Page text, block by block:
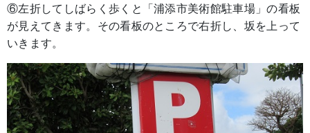
⑥左折してしばらく歩くと「浦添市美術館駐車場」の看板
が見えてきます。その看板のところで右折し、坂を上って
いきます。